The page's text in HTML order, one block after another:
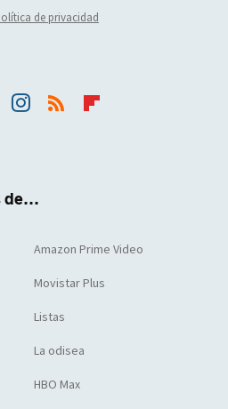
de privacidad
de...
Amazon Prime Video
Movistar Plus
Listas
La odisea
HBO Max